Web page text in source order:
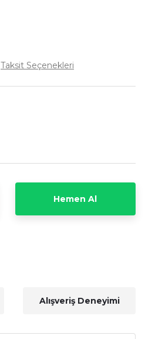
Taksit Seçenekleri
Hemen Al
Alışveriş Deneyimi